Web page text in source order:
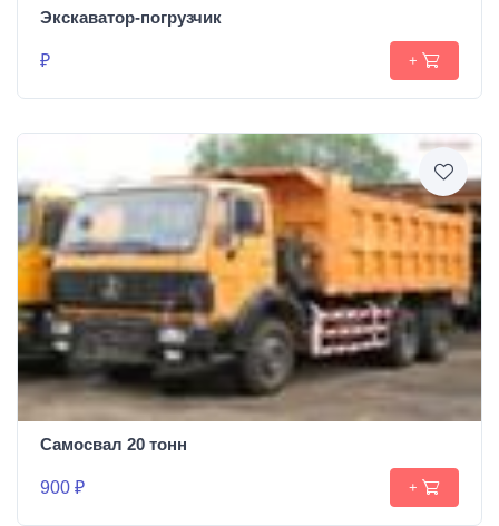
Экскаватор-погрузчик
₽ +
Самосвал 20 тонн
900 ₽ +